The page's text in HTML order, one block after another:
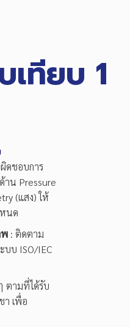
ทียบ 1
ดชอบการ
าน Pressure
(แสง) ให้
นด
พ : ติดตาม
บบ ISO/IEC
ตามที่ได้รับ
เพื่อ